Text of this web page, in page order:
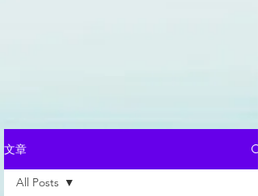
文章
All Posts